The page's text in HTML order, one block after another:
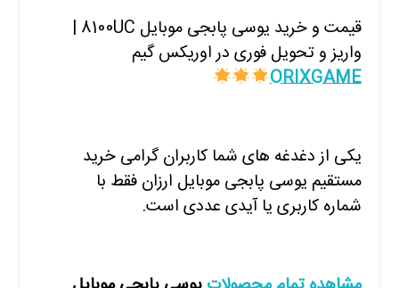
قیمت و خرید یوسی پابجی موبایل 8100UC |
واریز و تحویل فوری در اوریکس گیم
ORIXGAME
یکی از دغدغه های شما کاربران گرامی خرید
مستقیم یوسی پابجی موبایل ارزان فقط با
شماره کاربری یا آیدی عددی است.